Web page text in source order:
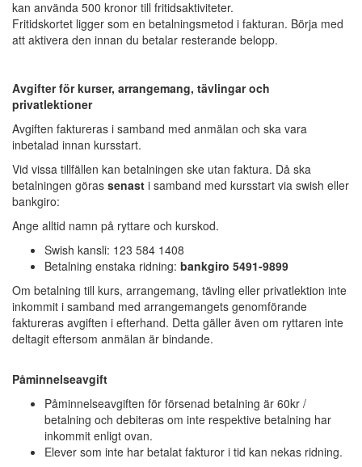
kan använda 500 kronor till fritidsaktiviteter.
Fritidskortet ligger som en betalningsmetod i fakturan. Börja med
att aktivera den innan du betalar resterande belopp.
Avgifter för kurser, arrangemang, tävlingar och
privatlektioner
Avgiften faktureras i samband med anmälan och ska vara
inbetalad innan kursstart.
Vid vissa tillfällen kan betalningen ske utan faktura. Då ska
betalningen göras senast i samband med kursstart via swish eller
bankgiro:
Ange alltid namn på ryttare och kurskod.
Swish kansli: 123 584 1408
Betalning enstaka ridning: bankgiro 5491-9899
Om betalning till kurs, arrangemang, tävling eller privatlektion inte
inkommit i samband med arrangemangets genomförande
faktureras avgiften i efterhand. Detta gäller även om ryttaren inte
deltagit eftersom anmälan är bindande.
Påminnelseavgift
Påminnelseavgiften för försenad betalning är 60kr /
betalning och debiteras om inte respektive betalning har
inkommit enligt ovan.
Elever som inte har betalat fakturor i tid kan nekas ridning.